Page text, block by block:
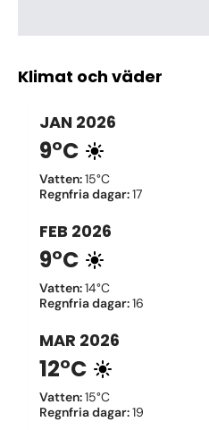
Klimat och väder
JAN 2026
9°C
Vatten:15°C
Regnfria dagar:17
FEB 2026
9°C
Vatten:14°C
Regnfria dagar:16
MAR 2026
12°C
Vatten:15°C
Regnfria dagar:19